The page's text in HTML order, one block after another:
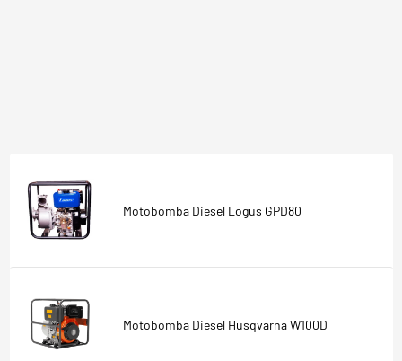
Motobomba Diesel Logus GPD80
Motobomba Diesel Husqvarna W100D